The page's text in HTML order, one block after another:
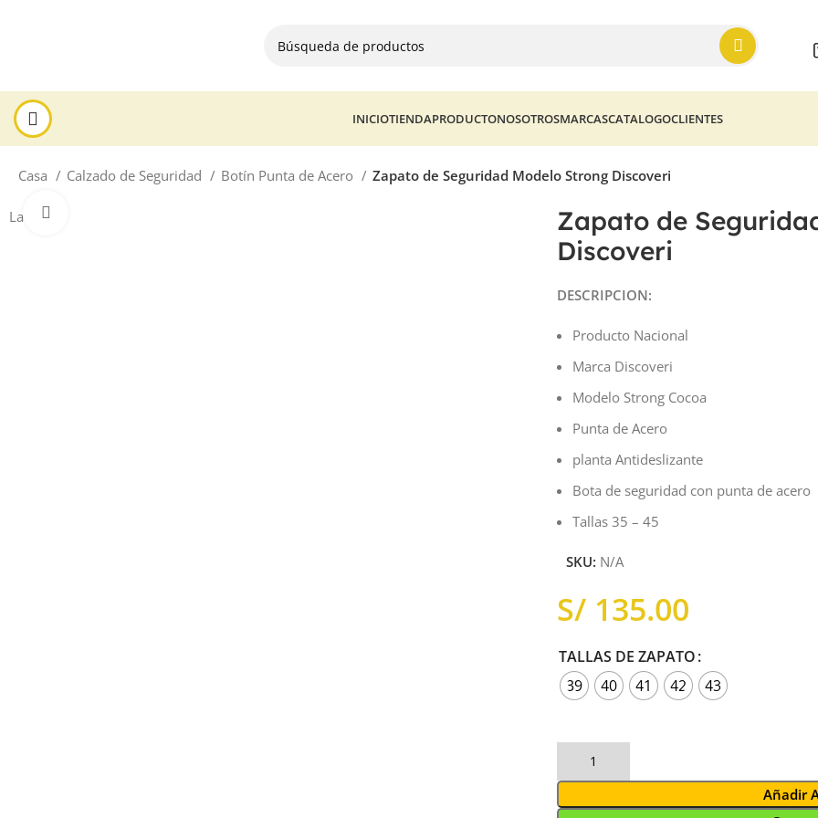
INICIOTIENDAPRODUCTONOSOTROSMARCASCATALOGOCLIENTES
Casa Calzado de Seguridad Botín Punta de Acero Zapato de Seguridad Modelo Strong Discoveri
La venta!
Zapato de
Discoveri
DESCRIPCION:
Producto Nacional
Marca Discoveri
Modelo Strong Cocoa
Punta de Acero
planta Antideslizante
Bota de seguridad con punta de acero
Tallas 35 – 45
SKU: N/A
S/
TALLAS DE ZAPATO
39
40 41 42 43
Añadir